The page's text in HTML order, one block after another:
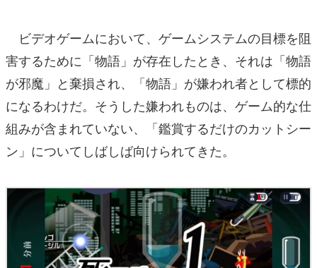
ビデオゲームにおいて、ゲームシステムの目標を阻
害するために「物語」が存在したとき、それは「物語
が邪魔」と棄損され、「物語」が嫌われ者として標的
になるわけだ。そうした嫌われものは、ゲーム的な仕
組みが含まれていない、「鑑賞するだけのカットシー
ン」についてしばしば向けられてきた。